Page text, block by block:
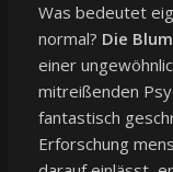
Was bedeutet
normal? Die
einer
mitreißenden
fantastisch
Erforschung